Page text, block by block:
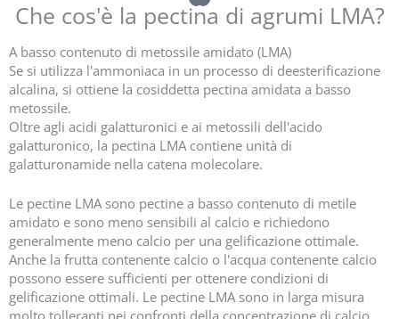
Che cos'è la pectina di agrumi LMA?
A basso contenuto di metossile amidato (LMA)
Se si utilizza l'ammoniaca in un processo di deesterificazione
alcalina, si ottiene la cosiddetta pectina amidata a basso
metossile.
Oltre agli acidi galatturonici e ai metossili dell'acido
galatturonico, la pectina LMA contiene unità di
galatturonamide nella catena molecolare.
Le pectine LMA sono pectine a basso contenuto di metile
amidato e sono meno sensibili al calcio e richiedono
generalmente meno calcio per una gelificazione ottimale.
Anche la frutta contenente calcio o l'acqua contenente calcio
possono essere sufficienti per ottenere condizioni di
gelificazione ottimali. Le pectine LMA sono in larga misura